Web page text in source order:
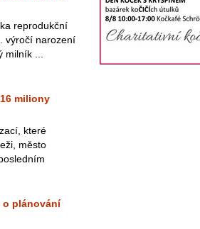
reprodukční
výročí narození
...
miliony
které
město
o plánování